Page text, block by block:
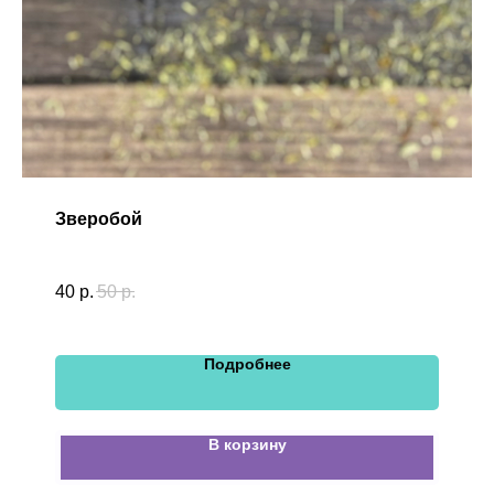
Зверобой
40 р. 50 р.
Подробнее
В корзину